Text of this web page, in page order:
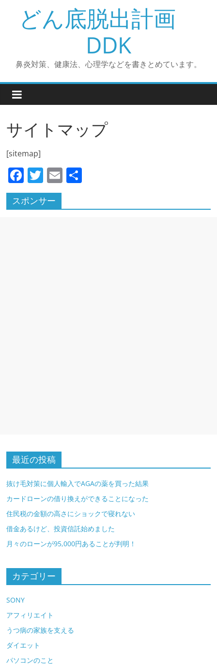
ッ
どん底脱出計画
DDK
鼻炎対策、健康法、心理学などを書きとめています。
サイトマップ
[sitemap]
F
a
c
T
w
itt
E
ai
スポンサー
最近の投稿
抜け毛対策に個人輸入でAGAの薬を買った結果
カードローンの借り換えができることになった
住民税の金額の高さにショックで寝れない
借金あるけど、投資信託始めました
月々のローンが95,000円あることが判明！
カテゴリー
SONY
アフィリエイト
うつ病の家族を支える
ダイエット
パソコンのこと